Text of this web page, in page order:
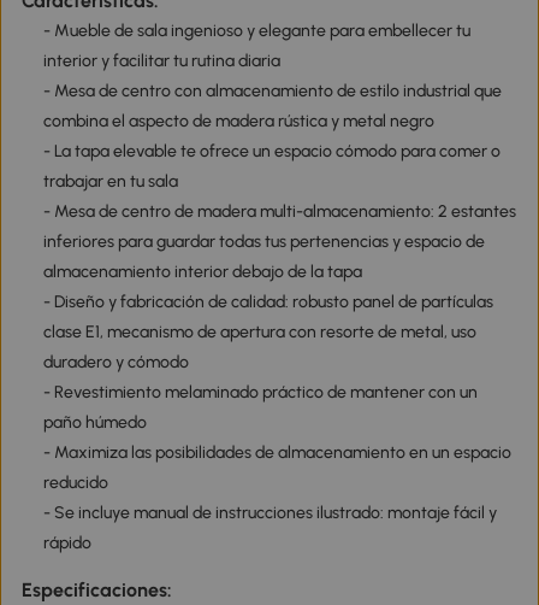
- Mueble de sala ingenioso y elegante para embellecer tu
interior y facilitar tu rutina diaria
- Mesa de centro con almacenamiento de estilo industrial que
combina el aspecto de madera rústica y metal negro
- La tapa elevable te ofrece un espacio cómodo para comer o
trabajar en tu sala
- Mesa de centro de madera multi-almacenamiento: 2 estantes
inferiores para guardar todas tus pertenencias y espacio de
almacenamiento interior debajo de la tapa
- Diseño y fabricación de calidad: robusto panel de partículas
clase E1, mecanismo de apertura con resorte de metal, uso
duradero y cómodo
- Revestimiento melaminado práctico de mantener con un
paño húmedo
- Maximiza las posibilidades de almacenamiento en un espacio
reducido
- Se incluye manual de instrucciones ilustrado: montaje fácil y
rápido
Especificaciones: